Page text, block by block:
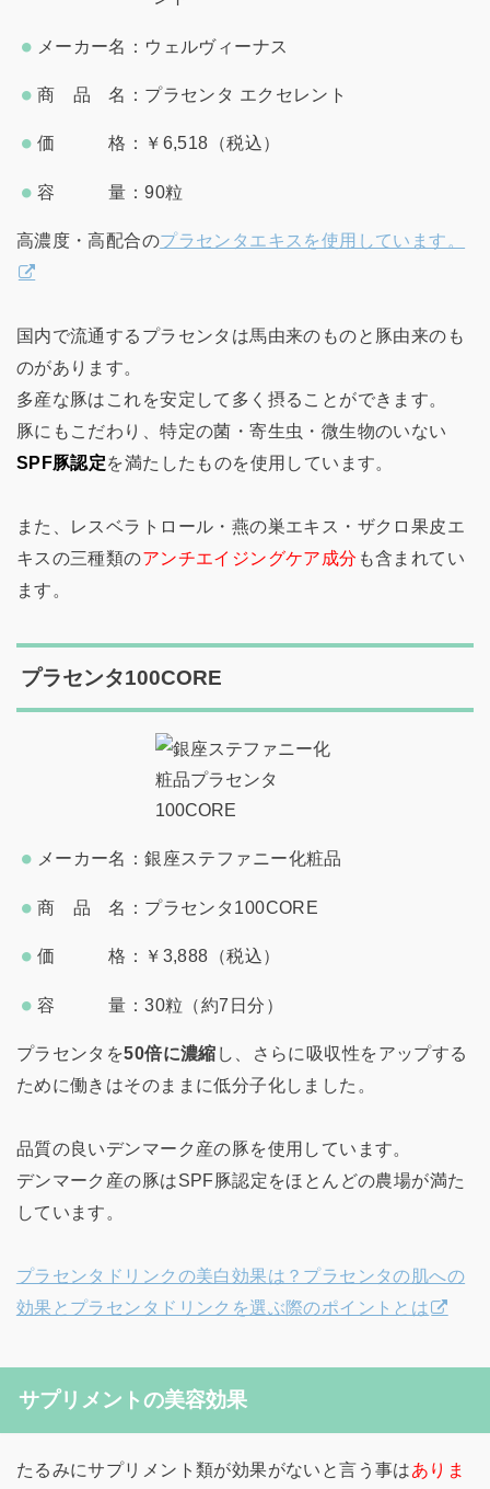
メーカー名：ウェルヴィーナス
商 品 名：プラセンタ エクセレント
価 格：￥6,518（税込）
容 量：90粒
高濃度・高配合のプラセンタエキスを使用しています。
国内で流通するプラセンタは馬由来のものと豚由来のも
のがあります。
多産な豚はこれを安定して多く摂ることができます。
豚にもこだわり、特定の菌・寄生虫・微生物のいない
SPF豚認定を満たしたものを使用しています。
また、レスベラトロール・燕の巣エキス・ザクロ果皮エ
キスの三種類のアンチエイジングケア成分 も含まれてい
ます。
プラセンタ100CORE
メーカー名：銀座ステファニー化粧品
商 品 名：プラセンタ100CORE
価 格：￥3,888（税込）
容 量：30粒（約7日分）
プラセンタを50倍に濃縮 し、さらに吸収性をアップする
ために働きはそのままに低分子化しました。
品質の良いデンマーク産の豚を使用しています。
デンマーク産の豚はSPF豚認定をほとんどの農場が満た
しています。
プラセンタドリンクの美白効果は？プラセンタの肌への
効果とプラセンタドリンクを選ぶ際のポイントとは
サプリメントの美容効果
たるみにサプリメント類が効果がないと言う事はありま